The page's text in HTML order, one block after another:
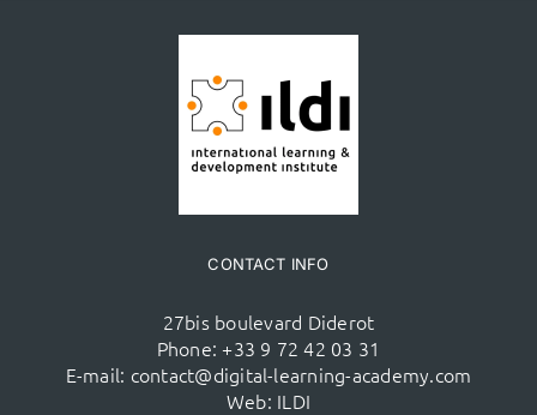
CONTACT INFO
27bis boulevard Diderot
Phone: +33 9 72 42 03 31
E-mail: contact@digital-learning-academy.com
Web: ILDI